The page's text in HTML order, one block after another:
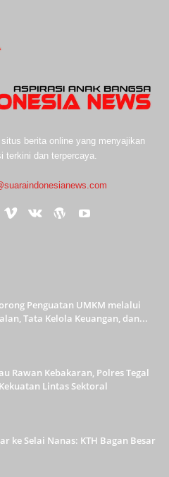
berita online yang menyajikan
terkini dan terpercaya.
Penguatan UMKM melalui
Tata Kelola Keuangan, dan...
Rawan Kebakaran, Polres Tegal
Lintas Sektoral
ke Selai Nanas: KTH Bagan Besar